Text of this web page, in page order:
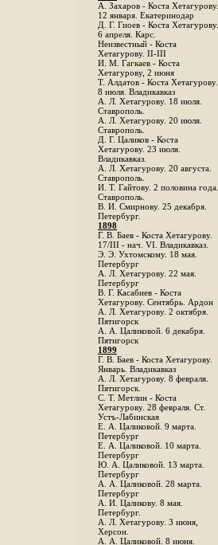
А. Захаров - Коста Хетагурову.
12 января. Екатеринодар
Д. Г. Гиоев - Коста Хетагурову.
6 апреля. Карс.
Неизвестный - Коста
Хетагурову. II-III
И. М. Гагкаев - Коста
Хетагурову, 2 июня
Т. Алдатов - Коста Хетагурову.
8 июля. Владикавказ
А. Л. Хетагурову. 18 июля.
Ставрополь.
А. Л. Хетагурову. 20 июля.
Ставрополь.
Д. Г. Цаликов - Коста
Хетагурову. 23 июля.
Владикавказ.
А. Л. Хетагурову. 20 августа.
Ставрополь.
И. Т. Гайтову. 2 половина года.
Ставрополь.
В. И. Смирнову. 25 декабря.
Петербург.
1898
Г. В. Баев - Коста Хетагурову.
17/III - нач. VI. Владикавказ.
Э. Э. Ухтомскому. 18 мая.
Петербург
A. Л. Хетагурову. 22 мая.
Петербург
B. Г. Касабиев - Коста
Хетагурову. Сентябрь. Ардон
А. Л. Хетагурову. 2 октября.
Пятигорск
А. А. Цаликовой. 6 декабря.
Пятигорск
1899
Г. В. Баев - Коста Хетагурову.
Январь. Владикавказ
А. Л. Хетагурову. 8 февраля.
Пятигорск.
С. Т. Метлин - Коста
Хетагурову. 28 февраля. Ст.
Устъ-Лабинская
Е. А. Цаликовой. 9 марта.
Петербург
Е. А. Цаликовой. 10 марта.
Петербург
Ю. А. Цаликовой. 13 марта.
Петербург
А. А. Цаликовой. 28 марта.
Петербург
А. И. Цаликову. 8 мая.
Петербург.
А. Л. Хетагурову. 3 июня,
Херсон.
А. А. Цаликовой. 8 июня.